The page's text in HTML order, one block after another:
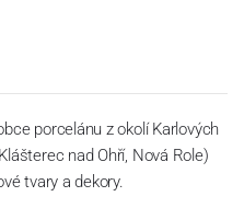
porcelánu z okolí Karlových
nad Ohří, Nová Role)
tvary a dekory.